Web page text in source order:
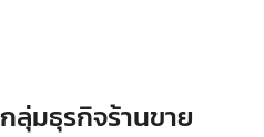
ลุ่มธุรกิจร้านขาย